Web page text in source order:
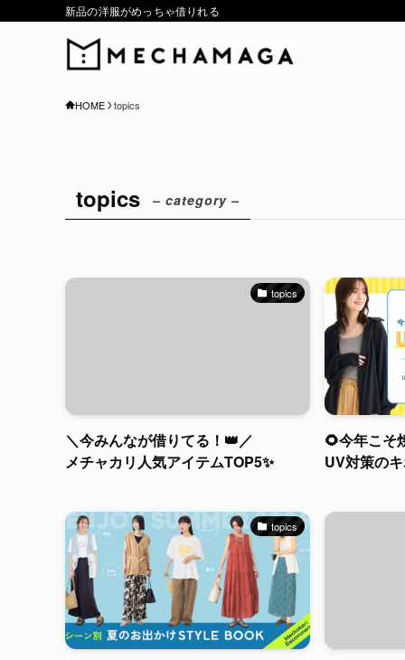
新品の洋服がめっちゃ借りれる
HOME topics
topics – category –
topics
＼今みんなが借りてる！👑／
メチャカリ人気アイテムTOP5✨
🌻今年こそ
UV対策の
topics